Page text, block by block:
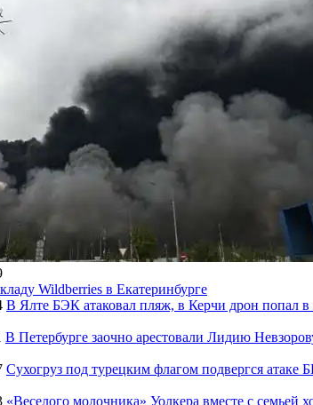
Wildberries в Екатеринбурге
В Ялте БЭК атаковал пляж, в Керчи дрон попал
В Петербурге заочно арестовали Лидию
Сухогруз под турецким флагом подвергся
«Веселого молочника» Уолкера вместе с семьей